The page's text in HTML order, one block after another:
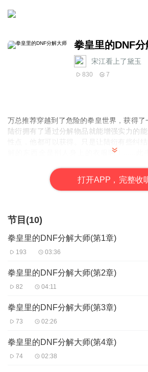
拳皇里的DNF
宋江看上了黛玉
830 7
万总推荐穿越到了危险的拳皇世界，获得
陆衍拥有了通过分解物品就能增强实力的
解的东西全是别人身上的衣服啊！......此
打开APP，完整收
节目(10)
拳皇里的DNF分解大师(第1章)
193 03:36
拳皇里的DNF分解大师(第2章)
82 04:11
拳皇里的DNF分解大师(第3章)
73 02:26
拳皇里的DNF分解大师(第4章)
74 02:38